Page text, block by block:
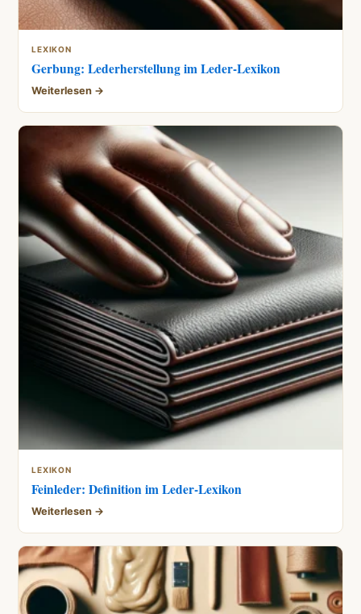
LEXIKON
Gerbung: Lederherstellung im Leder-Lexikon
Weiterlesen →
LEXIKON
Feinleder: Definition im Leder-Lexikon
Weiterlesen →